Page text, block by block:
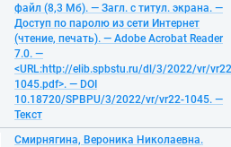
файл (8,3 Мб). — Загл. с титул. экрана. —
Доступ по паролю из сети Интернет
(чтение, печать). — Adobe Acrobat Reader
7.0. —
<URL:http://elib.spbstu.ru/dl/3/2022/vr/
1045.pdf>. — DOI
10.18720/SPBPU/3/2022/vr/vr22-1045. —
Текст
Смирнягина, Вероника Николаевна.